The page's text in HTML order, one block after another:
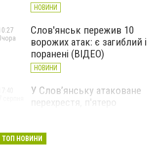
НОВИНИ
Слов'янськ пережив 10
ворожих атак: є загиблий і
поранені (ВІДЕО)
НОВИНИ
У Слов’янську атаковане
перехрестя, п'ятеро
17:40
ТОП НОВИНИ